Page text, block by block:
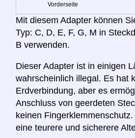
Vorderseite
Mit diesem Adapter können
Typ: C, D, E, F, G, M in
B verwenden.
Dieser Adapter ist in einigen
wahrscheinlich illegal. Es hat
Erdverbindung, aber es
Anschluss von geerdeten
keinen
eine teurere und sicherere